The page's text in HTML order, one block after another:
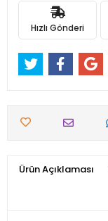
Hızlı Gönderi
Ürün Açıklaması